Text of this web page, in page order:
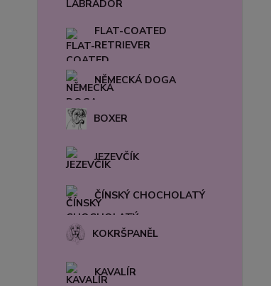
FLAT-COATED
RETRIEVER
NĚMECKÁ DOGA
BOXER
JEZEVČÍK
ČÍNSKÝ CHOCHOLATÝ
KOKRŠPANĚL
KAVALÍR